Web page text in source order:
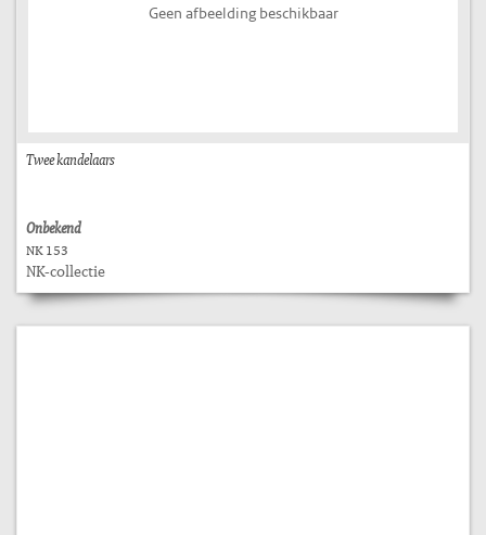
Geen afbeelding beschikbaar
Twee kandelaars
Onbekend
NK 153
NK-collectie